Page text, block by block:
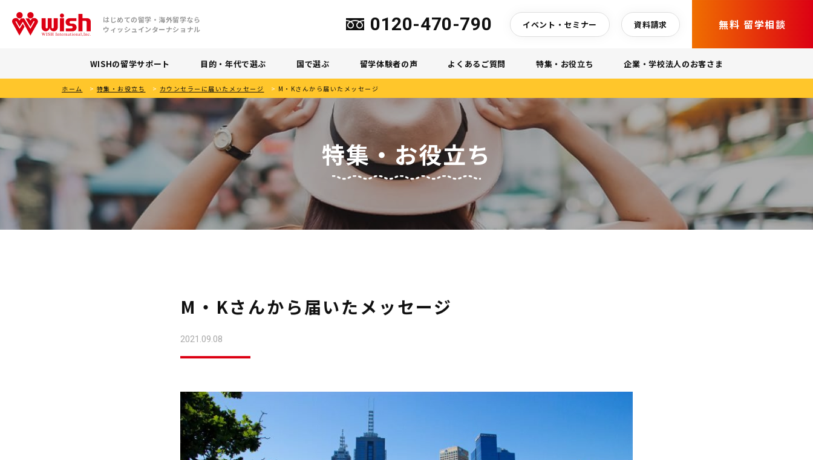
はじめての留学・海外留学なら
ウィッシュインターナショナル
0120-470-790 イベント・セミナー 資料請求 無料 留学相談
WISHの留学サポート 目的・年代で選ぶ 国で選ぶ 留学体験者の声 よくあるご質問 特集・お役立ち 企業・学校法人のお客さま
ホーム > 特集・お役立ち > カウンセラーに届いたメッセージ > M・Kさんから届いたメッセージ
特集・お役立ち
M・Kさんから届いたメッセージ
2021.09.08